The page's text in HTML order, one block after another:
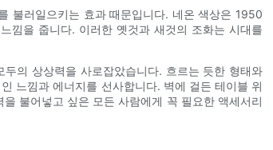
불러일으키는 효과 때문입니다. 네온 색상은 1950
낌을 줍니다. 이러한 옛것과 새것의 조화는 시대를
의 상상력을 사로잡았습니다. 흐르는 듯한 형태와
느낌과 에너지를 선사합니다. 벽에 걸든 테이블 위
불어넣고 싶은 모든 사람에게 꼭 필요한 액세서리